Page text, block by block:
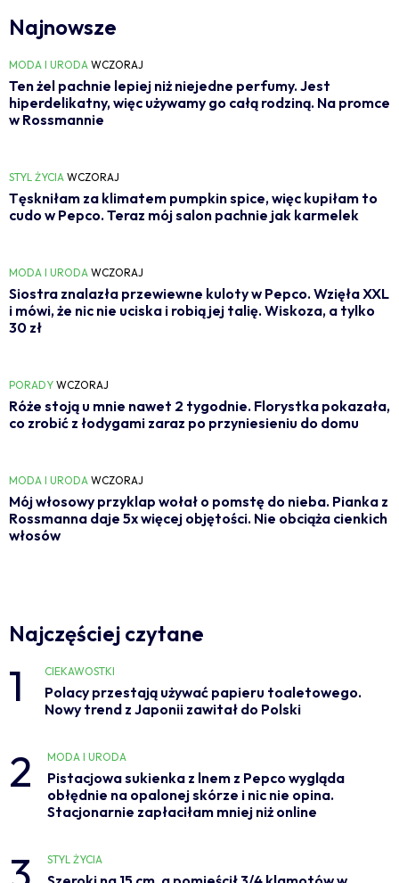
Najnowsze
MODA I URODA WCZORAJ
Ten żel pachnie lepiej niż niejedne perfumy. Jest
hiperdelikatny, więc używamy go całą rodziną. Na promce
w Rossmannie
STYL ŻYCIA WCZORAJ
Tęskniłam za klimatem pumpkin spice, więc kupiłam to
cudo w Pepco. Teraz mój salon pachnie jak karmelek
MODA I URODA WCZORAJ
Siostra znalazła przewiewne kuloty w Pepco. Wzięła XXL
i mówi, że nic nie uciska i robią jej talię. Wiskoza, a tylko
30 zł
PORADY WCZORAJ
Róże stoją u mnie nawet 2 tygodnie. Florystka pokazała,
co zrobić z łodygami zaraz po przyniesieniu do domu
MODA I URODA WCZORAJ
Mój włosowy przyklap wołał o pomstę do nieba. Pianka z
Rossmanna daje 5x więcej objętości. Nie obciąża cienkich
włosów
Najczęściej czytane
1 CIEKAWOSTKI
Polacy przestają używać papieru toaletowego.
Nowy trend z Japonii zawitał do Polski
2 MODA I URODA
Pistacjowa sukienka z lnem z Pepco wygląda
obłędnie na opalonej skórze i nic nie opina.
Stacjonarnie zapłaciłam mniej niż online
STYL ŻYCIA